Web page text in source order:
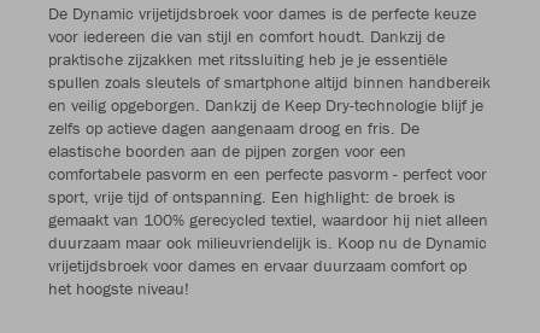
De Dynamic vrijetijdsbroek voor dames is de perfecte keuze
voor iedereen die van stijl en comfort houdt. Dankzij de
praktische zijzakken met ritssluiting heb je je essentiële
spullen zoals sleutels of smartphone altijd binnen handbereik
en veilig opgeborgen. Dankzij de Keep Dry-technologie blijf je
zelfs op actieve dagen aangenaam droog en fris. De
elastische boorden aan de pijpen zorgen voor een
comfortabele pasvorm en een perfecte pasvorm - perfect voor
sport, vrije tijd of ontspanning. Een highlight: de broek is
gemaakt van 100% gerecycled textiel, waardoor hij niet alleen
duurzaam maar ook milieuvriendelijk is. Koop nu de Dynamic
vrijetijdsbroek voor dames en ervaar duurzaam comfort op
het hoogste niveau!